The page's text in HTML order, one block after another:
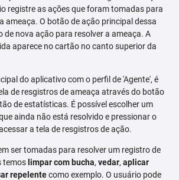
registre as ações que foram tomadas para
ameaça. O botão de ação principal dessa
de nova ação para resolver a ameaça. A
aparece no cartão no canto superior da
do aplicativo com o perfil de 'Agente', é
de resgistros de ameaça através do botão
de estatísticas. É possível escolher um
ainda não está resolvido e pressionar o
a tela de resgistros de ação.
ser tomadas para resolver um registro de
temos limpar com bucha, vedar, aplicar
repelentecomo exemplo. O usuário pode